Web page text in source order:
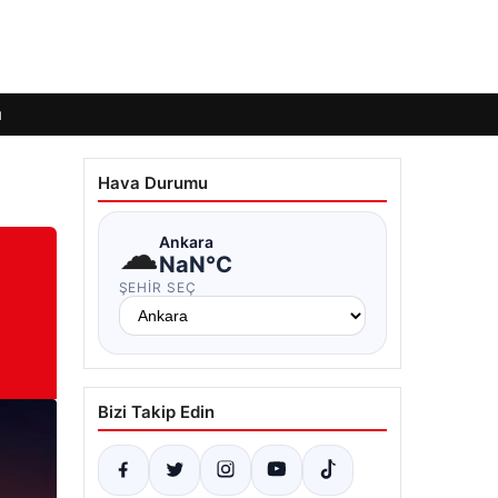
Hava Durumu
☁Ankara
NaN°C
ŞEHIR SEÇ
Bizi Takip Edin